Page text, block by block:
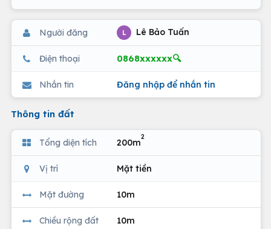
Người đăng L Lê Bảo Tuấn
Điện thoại 0868xxxxxx🔍
Nhắn tin Đăng nhập để nhắn tin
Thông tin đất
Tổng diện tích 200m
2
Vị trí Mặt tiền
Mặt đường 10m
Chiều rộng đất 10m